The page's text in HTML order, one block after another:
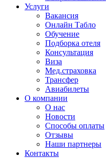
Услуги
Вакансия
Онлайн Табло
Обучение
Подборка отеля
Консультация
Виза
Мед.страховка
Трансфер
Авиабилеты
О компании
О нас
Новости
Способы оплаты
Отзывы
Наши партнеры
Контакты